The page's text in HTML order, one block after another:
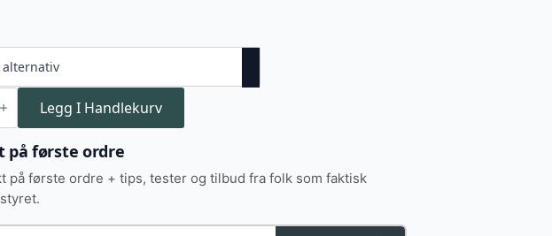
Legg I Handlekurv
på første ordre
på første ordre + tips, tester og tilbud fra folk som faktisk